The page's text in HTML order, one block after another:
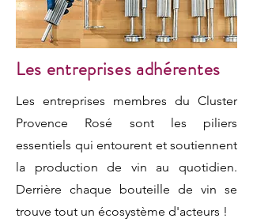
Les entreprises adhérentes
Les entreprises membres du Cluster
Provence Rosé sont les piliers
essentiels qui entourent et soutiennent
la production de vin au quotidien.
Derrière chaque bouteille de vin se
trouve tout un écosystème d'acteurs !